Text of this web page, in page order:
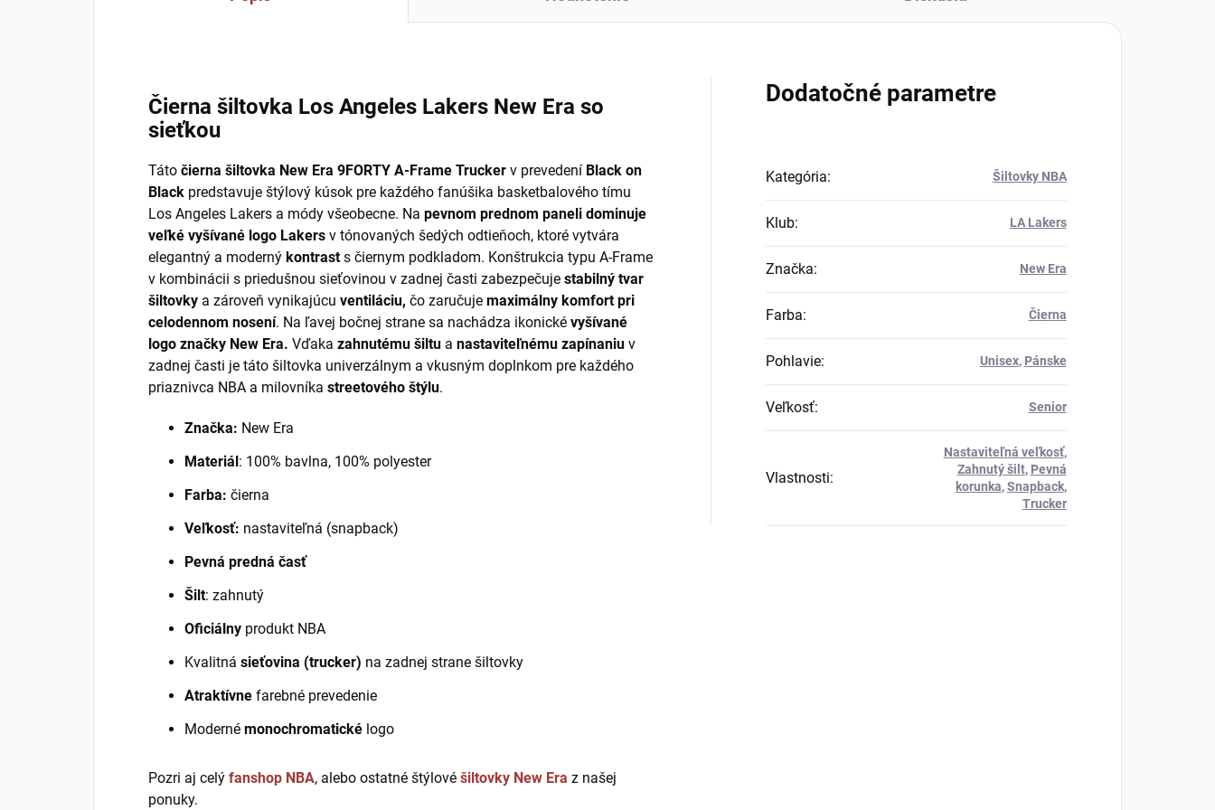
Čierna šiltovka Los Angeles Lakers New Era so
sieťkou
Táto čierna šiltovka New Era 9FORTY A-Frame Trucker v prevedení Black on
Black predstavuje štýlový kúsok pre každého fanúšika basketbalového tímu
Los Angeles Lakers a módy všeobecne. Na pevnom prednom paneli dominuje
veľké vyšívané logo Lakers v tónovaných šedých odtieňoch, ktoré vytvára
elegantný a moderný kontrasts čiernym podkladom. Konštrukcia typu A-Frame
v kombinácii s priedušnou sieťovinou v zadnej časti zabezpečuje stabilný tvar
šiltovky a zároveň vynikajúcu ventiláciu, čo zaručuje maximálny komfort pri
celodennom nosení. Na ľavej bočnej strane sa nachádza ikonické vyšívané
logo značky New Era. Vďaka zahnutému šiltu a nastaviteľnému zapínaniu v
zadnej časti je táto šiltovka univerzálnym a vkusným doplnkom pre každého
priaznivca NBA a milovníka streetového štýlu.
Značka: New Era
Materiál: 100% bavlna, 100% polyester
Farba: čierna
Veľkosť: nastaviteľná (snapback)
Pevná predná časť
Šilt: zahnutý
Oficiálny produkt NBA
Kvalitná sieťovina (trucker) na zadnej strane šiltovky
Atraktívne farebné prevedenie
Moderné monochromatické logo
Pozri aj celý fanshop NBA, alebo ostatné štýlové šiltovky New Era z našej
ponuky.
Dodatočné parametre
Kategória: Šiltovky NBA
Klub: LA Lakers
Značka: New Era
Farba: Čierna
Pohlavie: Unisex, Pánske
Veľkosť: Senior
Vlastnosti:
Nastaviteľná veľkosť,
Zahnutý šilt, Pevná
korunka,Snapback,
Trucker